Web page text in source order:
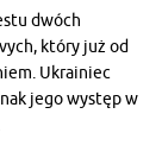
dwóch
który już od
Ukrainiec
jego występ w